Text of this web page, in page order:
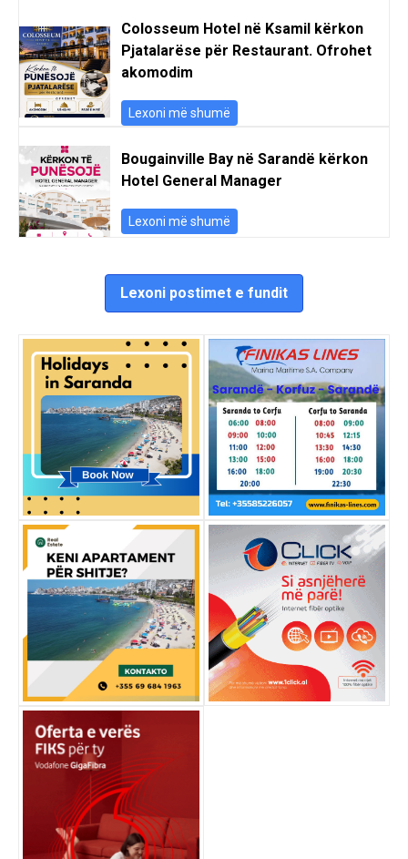
Colosseum Hotel në Ksamil kërkon
Pjatalarëse për Restaurant. Ofrohet
akomodim
Lexoni më shumë
Bougainville Bay në Sarandë kërkon
Hotel General Manager
Lexoni më shumë
Lexoni postimet e fundit